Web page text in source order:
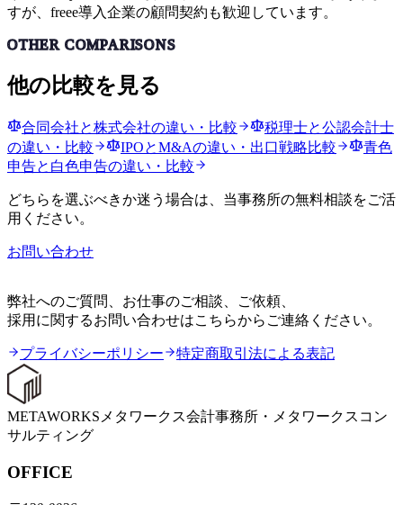
すが、freee導入企業の顧問契約も歓迎しています。
OTHER COMPARISONS
他の比較を見る
合同会社と株式会社の違い・比較
税理士と公認会計士
の違い・比較
IPOとM&Aの違い・出口戦略比較
青色
申告と白色申告の違い・比較
どちらを選ぶべきか迷う場合は、当事務所の無料相談をご活
用ください。
お問い合わせ
弊社へのご質問、お仕事のご相談、ご依頼、
採用に関するお問い合わせはこちらからご連絡ください。
プライバシーポリシー 特定商取引法による表記
METAWORKS メタワークス会計事務所・メタワークスコン
サルティング
OFFICE